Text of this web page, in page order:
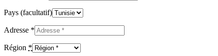
Pays (facultatif)
Adresse *
Région *